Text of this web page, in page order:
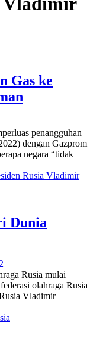
Gas ke
penangguhan
dengan Gazprom
negara “tidak
Rusia Vladimir
Dunia
Rusia mulai
olahraga Rusia
Vladimir